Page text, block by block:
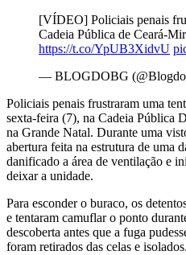
[VÍDEO] Policiais penais
Cadeia Pública de Ceará-
https://t.co/YpUB3XidvU
— BLOGDOBG
Policiais penais frustraram uma
sexta-feira (7), na Cadeia Pública
na Grande Natal. Durante uma
abertura feita na estrutura de uma
danificado a área de ventilação e
deixar a unidade.
Para esconder o buraco, os
e tentaram camuflar o ponto
descoberta antes que a fuga
foram retirados das celas e isolados.